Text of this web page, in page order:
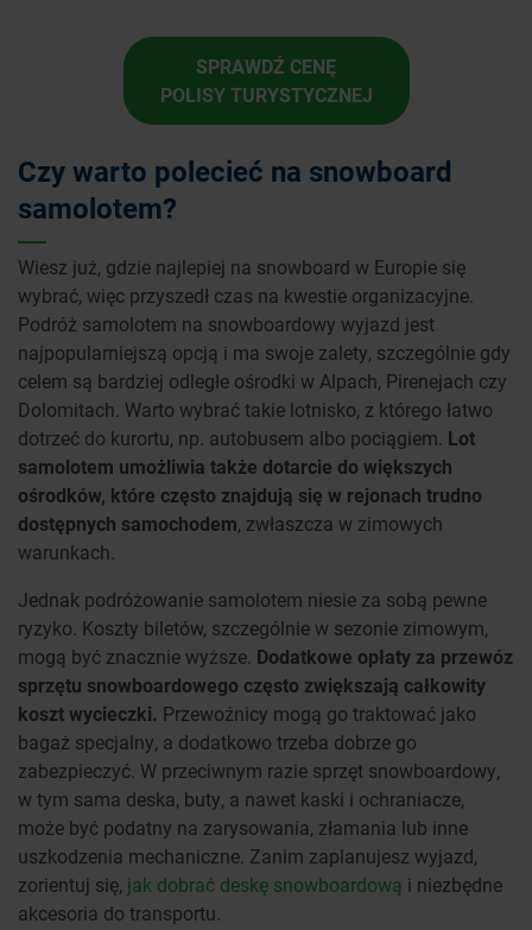
SPRAWDŹ CENĘ
POLISY TURYSTYCZNEJ
Czy warto polecieć na snowboard
samolotem?
Wiesz już, gdzie najlepiej na snowboard w Europie się
wybrać, więc przyszedł czas na kwestie organizacyjne.
Podróż samolotem na snowboardowy wyjazd jest
najpopularniejszą opcją i ma swoje zalety, szczególnie gdy
celem są bardziej odległe ośrodki w Alpach, Pirenejach czy
Dolomitach. Warto wybrać takie lotnisko, z którego łatwo
dotrzeć do kurortu, np. autobusem albo pociągiem. Lot
samolotem umożliwia także dotarcie do większych
ośrodków, które często znajdują się w rejonach trudno
dostępnych samochodem, zwłaszcza w zimowych
warunkach.
Jednak podróżowanie samolotem niesie za sobą pewne
ryzyko. Koszty biletów, szczególnie w sezonie zimowym,
mogą być znacznie wyższe. Dodatkowe opłaty za przewóz
sprzętu snowboardowego często zwiększają całkowity
koszt wycieczki. Przewoźnicy mogą go traktować jako
bagaż specjalny, a dodatkowo trzeba dobrze go
zabezpieczyć. W przeciwnym razie sprzęt snowboardowy,
w tym sama deska, buty, a nawet kaski i ochraniacze,
może być podatny na zarysowania, złamania lub inne
uszkodzenia mechaniczne. Zanim zaplanujesz wyjazd,
zorientuj się, jak dobrać deskę snowboardową i niezbędne
akcesoria do transportu.